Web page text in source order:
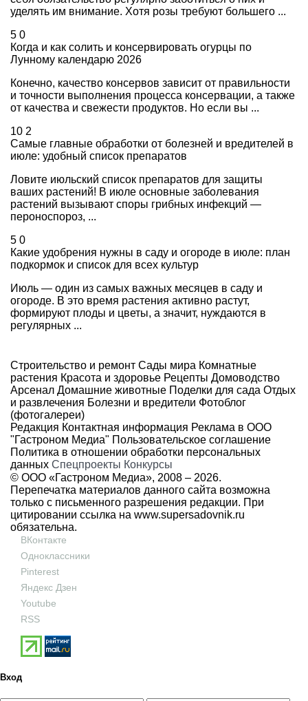
уделять им внимание. Хотя розы требуют большего ...
5 0
Когда и как солить и консервировать огурцы по
Лунному календарю 2026
Конечно, качество консервов зависит от правильности
и точности выполнения процесса консервации, а также
от качества и свежести продуктов. Но если вы ...
10 2
Самые главные обработки от болезней и вредителей в
июле: удобный список препаратов
Ловите июльский список препаратов для защиты
ваших растений! В июле основные заболевания
растений вызывают споры грибных инфекций —
пероноспороз, ...
5 0
Какие удобрения нужны в саду и огороде в июле: план
подкормок и список для всех культур
Июль — один из самых важных месяцев в саду и
огороде. В это время растения активно растут,
формируют плоды и цветы, а значит, нуждаются в
регулярных ...
Строительство и ремонт Сады мира Комнатные
растения Красота и здоровье Рецепты Домоводство
Арсенал Домашние животные Поделки для сада Отдых
и развлечения Болезни и вредители Фотоблог
(фотогалереи)
Редакция Контактная информация Реклама в ООО
"Гастроном Медиа" Пользовательское соглашение
Политика в отношении обработки персональных
данных Спецпроекты Конкурсы
© ООО «Гастроном Медиа», 2008 – 2026.
Перепечатка материалов данного сайта возможна
только с письменного разрешения редакции. При
цитировании ссылка на www.supersadovnik.ru
обязательна.
ВКонтакте
Одноклассники
Pinterest
Яндекс Дзен
Youtube
RSS
Вход